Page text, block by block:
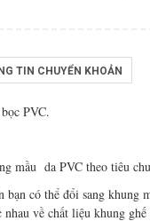
TIN CHUYỂN KHOẢN
PVC.
mầu da PVC theo tiêu
có thể đổi sang khung
về chất liệu khung